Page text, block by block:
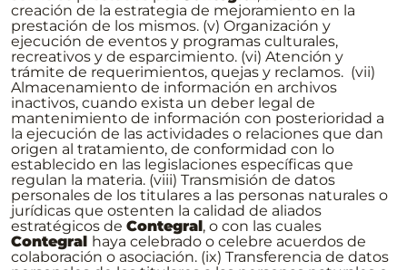
creación de la estrategia de mejoramiento en la
prestación de los mismos. (v) Organización y
ejecución de eventos y programas culturales,
recreativos y de esparcimiento. (vi) Atención y
trámite de requerimientos, quejas y reclamos. (vii)
Almacenamiento de información en archivos
inactivos, cuando exista un deber legal de
mantenimiento de información con posterioridad a
la ejecución de las actividades o relaciones que dan
origen al tratamiento, de conformidad con lo
establecido en las legislaciones específicas que
regulan la materia. (viii) Transmisión de datos
personales de los titulares a las personas naturales o
jurídicas que ostenten la calidad de aliados
estratégicos de Contegral, o con las cuales
Contegral haya celebrado o celebre acuerdos de
colaboración o asociación. (ix) Transferencia de datos